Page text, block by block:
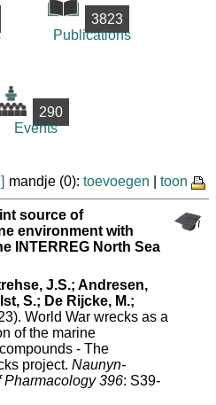
3823
Publications
290
Events
mandje (0): toevoegen toon
source of
environment with
INTERREG North Sea
J.S.; Andresen,
S.; De Rijcke, M.;
World War wrecks as a
of the marine
- The
project. Naunyn-
Pharmacology 396: S39-